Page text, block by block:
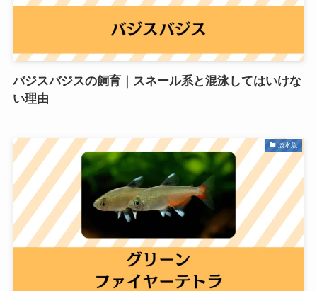
バジスバジスの飼育｜スネール系と混泳してはいけな
い理由
淡水魚